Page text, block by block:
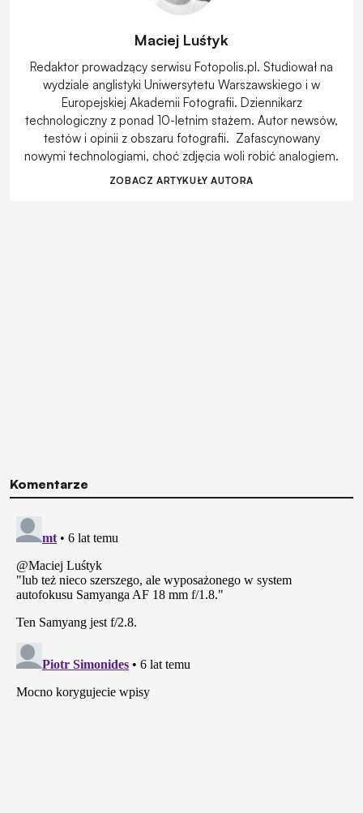
Maciej Luśtyk
Redaktor prowadzący serwisu Fotopolis.pl. Studiował na
wydziale anglistyki Uniwersytetu Warszawskiego i w
Europejskiej Akademii Fotografii. Dziennikarz
technologiczny z ponad 10-letnim stażem. Autor newsów,
testów i opinii z obszaru fotografii. Zafascynowany
nowymi technologiami, choć zdjęcia woli robić analogiem.
ZOBACZ ARTYKUŁY AUTORA
Komentarze